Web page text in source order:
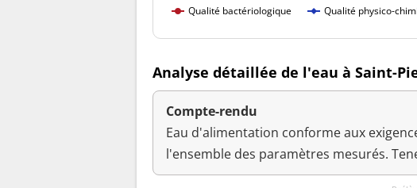
Qualité bactériologique Qualité physico-
Analyse détaillée de l'eau à Saint-
Compte-rendu
Eau d'alimentation conforme aux
l'ensemble des paramètres mesurés.